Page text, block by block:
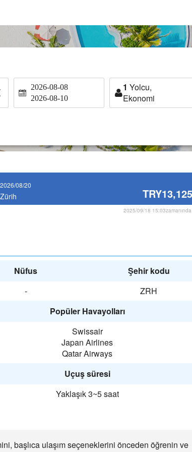
2026-08-08
2026-08-10
1 Yolcu,
Ekonomi
2026/08/20
Zürih TRY13,125
2025/09/18 15:03zamanında
Nüfus
Şehir kodu
-
ZRH
Popüler Havayolları
Swissair
Japan Airlines
Qatar Airways
Uçuş süresi
Yaklaşık 3~5 saat
başlıca ulaşım seçeneklerini önceden öğrenin ve